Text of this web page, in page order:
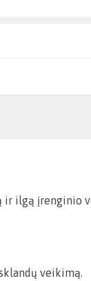
ilgą įrenginio
veikimą.